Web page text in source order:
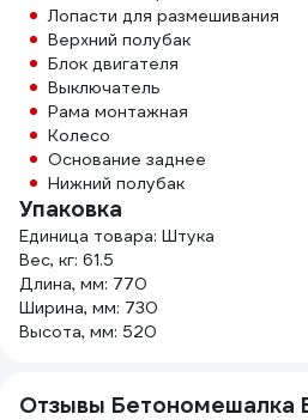
Лопасти для размешивания
Верхний полубак
Блок двигателя
Выключатель
Рама монтажная
Колесо
Основание заднее
Нижний полубак
Упаковка
Единица товара: Штука
Вес, кг: 61.5
Длина, мм: 770
Ширина, мм: 730
Высота, мм: 520
Отзывы Бетономешалка